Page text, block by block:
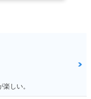
しい。